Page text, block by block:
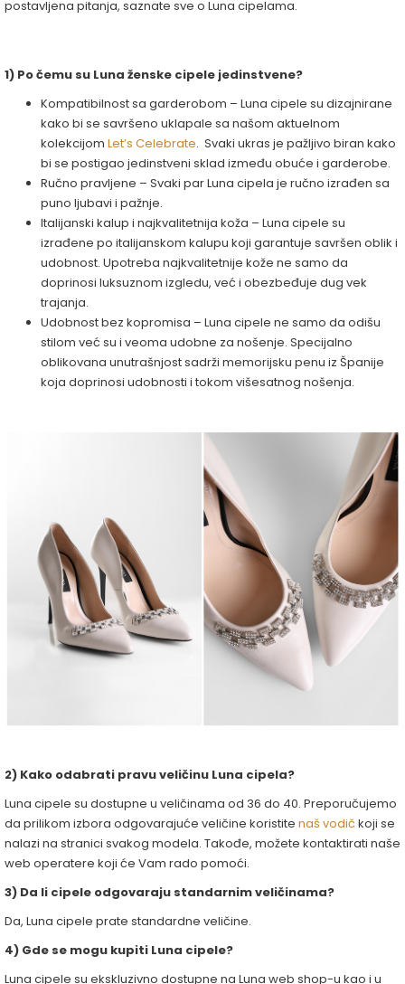
postavljena pitanja, saznate sve o Luna cipelama.
1) Po čemu su Luna ženske cipele jedinstvene?
Kompatibilnost sa garderobom – Luna cipele su dizajnirane
kako bi se savršeno uklapale sa našom aktuelnom
kolekcijom Let’s Celebrate. Svaki ukras je pažljivo biran kako
bi se postigao jedinstveni sklad između obuće i garderobe.
Ručno pravljene – Svaki par Luna cipela je ručno izrađen sa
puno ljubavi i pažnje.
Italijanski kalup i najkvalitetnija koža – Luna cipele su
izrađene po italijanskom kalupu koji garantuje savršen oblik i
udobnost. Upotreba najkvalitetnije kože ne samo da
doprinosi luksuznom izgledu, već i obezbeđuje dug vek
trajanja.
Udobnost bez kopromisa – Luna cipele ne samo da odišu
stilom već su i veoma udobne za nošenje. Specijalno
oblikovana unutrašnjost sadrži memorijsku penu iz Španije
koja doprinosi udobnosti i tokom višesatnog nošenja.
2) Kako odabrati pravu veličinu Luna cipela?
Luna cipele su dostupne u veličinama od 36 do 40. Preporučujemo
da prilikom izbora odgovarajuće veličine koristite naš vodič koji se
nalazi na stranici svakog modela. Takođe, možete kontaktirati naše
web operatere koji će Vam rado pomoći.
3) Da li cipele odgovaraju standarnim veličinama?
Da, Luna cipele prate standardne veličine.
4) Gde se mogu kupiti Luna cipele?
Luna cipele su ekskluzivno dostupne na Luna web shop-u kao i u